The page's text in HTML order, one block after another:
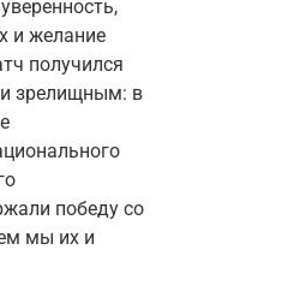
и желание
получился
зрелищным: в
победу со
мы их и